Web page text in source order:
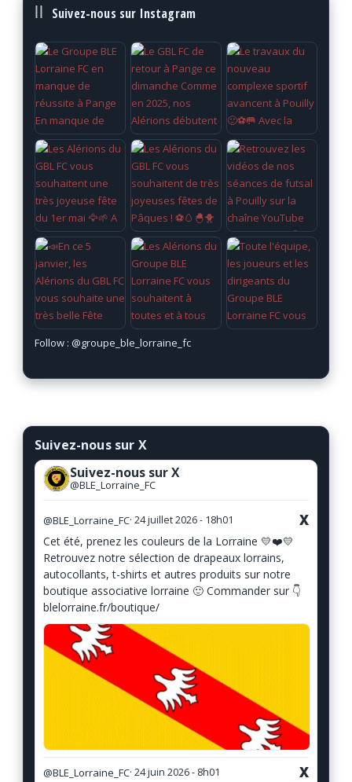
Suivez-nous sur Instagram
Follow : @groupe_ble_lorraine_fc
Suivez-nous sur X
Suivez-nous sur X
@BLE_Lorraine_FC
@BLE_Lorraine_FC· 24 juillet 2026 - 18h01 X
Cet été, prenez les couleurs de la Lorraine 💛❤️💛
Retrouvez notre sélection de drapeaux lorrains,
autocollants, t-shirts et autres produits sur notre
boutique associative lorraine 🙂 Commander sur 👇
blelorraine.fr/boutique/
@BLE_Lorraine_FC· 24 juin 2026 - 8h01 X